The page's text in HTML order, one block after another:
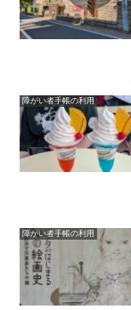
障がい者手帳の利用
障がい者手帳の利用